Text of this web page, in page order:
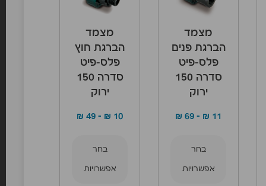
מצמד
הברגת פנים
פלס-פיט
סדרה 150
ירוק
₪ 11
–
₪ 69
בחר
אפשרויות
מצמד
הברגת חוץ
פלס-פיט
סדרה 150
ירוק
₪ 10
–
₪ 49
בחר
אפשרויות